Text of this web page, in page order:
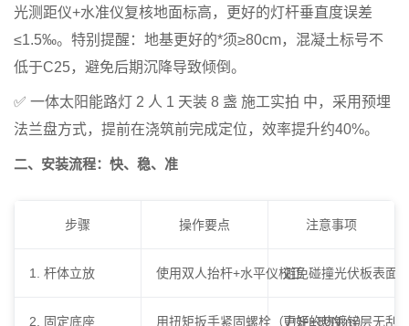
光测距仪+水准仪复核地面标高，更好的灯杆垂直度误差
≤1.5‰。特别提醒：地基更好的*须≥80cm，混凝土标号不
低于C25，避免后期沉降导致倾倒。
✅ 一体太阳能路灯 2 人 1 天装 8 盏 施工实拍 中，采用预埋
法兰盘方式，提前在浇筑前完成定位，效率提升约40%。
二、安装流程：快、稳、准
步骤 操作要点 注意事项
1. 杆体立放 使用双人抬杆+水平仪校正避免碰撞光伏板表面
2. 固定底座 用扭矩扳手紧固螺栓（力矩≥80N·m）
更好的热镀锌层无刮